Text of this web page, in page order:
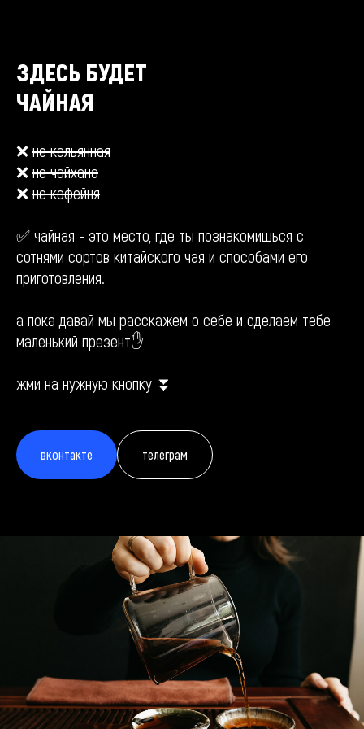
ЗДЕСЬ БУДЕТ
ЧАЙНАЯ
❌ не кальянная
❌ не чайхана
❌ не кофейня
✅ чайная - это место, где ты познакомишься с
сотнями сортов китайского чая и способами его
приготовления.
а пока давай мы расскажем о себе и сделаем тебе
маленький презент✋
жми на нужную кнопку ⏬
вконтакте телеграм